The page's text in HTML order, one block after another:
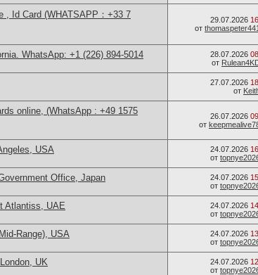
, Id Card (WHATSAPP：+33 7
29.07.2026
от thomaspeter441
WhatsApp: +1 (226) 894-5014 28.07.2026
от
27.07.2026
от
online, (WhatsApp : +49 1575
26.07.2026
от
USA 24.07.2026
от
Office, Japan 24.07.2026
от
Atlantiss, UAE 24.07.2026
от
Range), USA 24.07.2026
от
UK 24.07.2026
от